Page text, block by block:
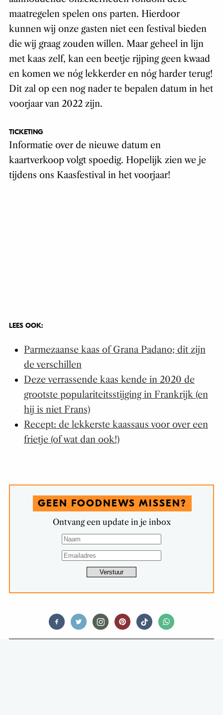
maatregelen spelen ons parten. Hierdoor
kunnen wij onze gasten niet een festival bieden
die wij graag zouden willen. Maar geheel in lijn
met kaas zelf, kan een beetje rijping geen kwaad
en komen we nóg lekkerder en nóg harder terug!
Dit zal op een nog nader te bepalen datum in het
voorjaar van 2022 zijn.
TICKETING
Informatie over de nieuwe datum en
kaartverkoop volgt spoedig. Hopelijk zien we je
tijdens ons Kaasfestival in het voorjaar!
LEES OOK:
Parmezaanse kaas of Grana Padano; dit zijn
de verschillen
Deze verrassende kaas kende in 2020 de
grootste populariteitsstijging in Frankrijk (en
hij is niet Frans)
Recept: de lekkerste kaassaus voor over een
frietje (of wat dan ook!)
GEEN FOODNEWS MISSEN?
Ontvang een update in je inbox